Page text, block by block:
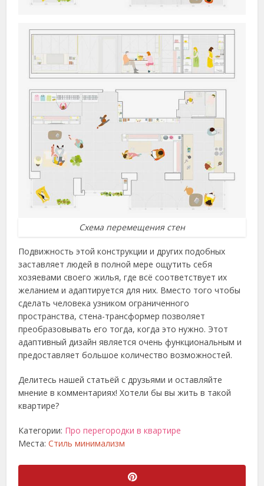
Схема перемещения стен
Подвижность этой конструкции и других подобных
заставляет людей в полной мере ощутить себя
хозяевами своего жилья, где всё соответствует их
желанием и адаптируется для них. Вместо того чтобы
сделать человека узником ограниченного
пространства, стена-трансформер позволяет
преобразовывать его тогда, когда это нужно. Этот
адаптивный дизайн является очень функциональным и
предоставляет большое количество возможностей.
Делитесь нашей статьёй с друзьями и оставляйте
мнение в комментариях! Хотели бы вы жить в такой
квартире?
Категории: Про перегородки в квартире
Места:Стиль минимализм